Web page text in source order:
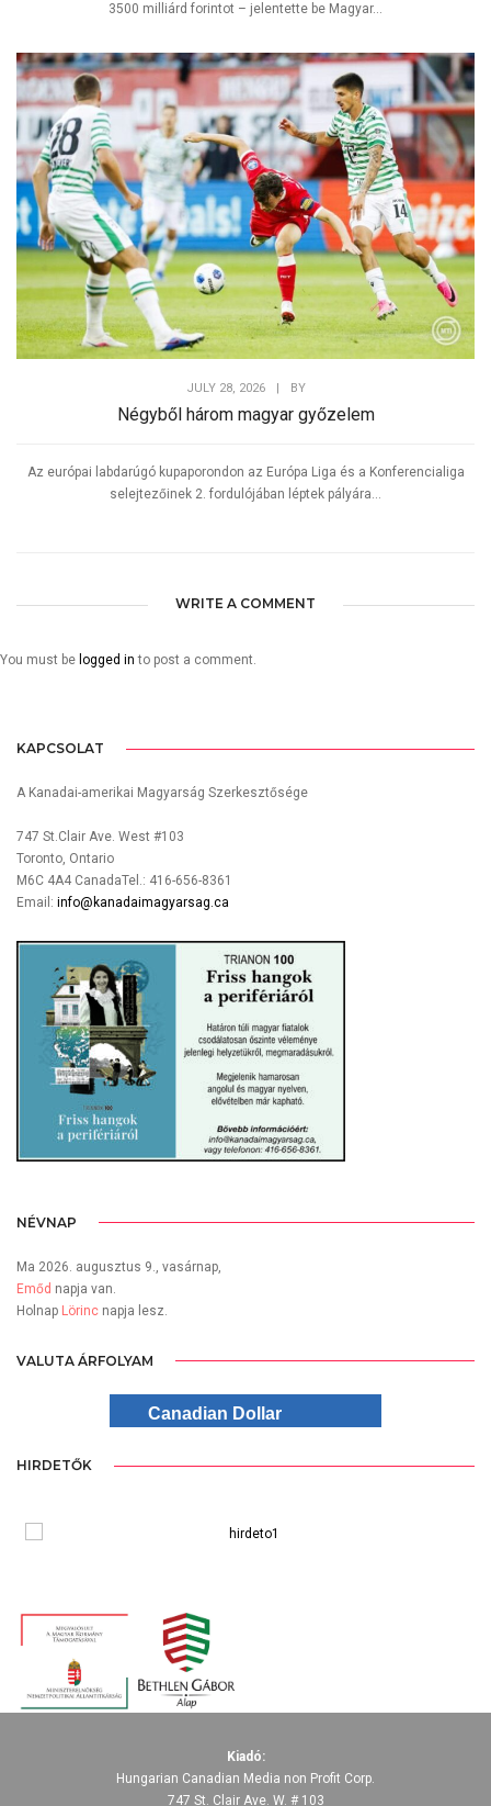
3500 milliárd forintot – jelentette be Magyar...
JULY 28, 2026 BY
Négyből három magyar győzelem
Az európai labdarúgó kupaporondon az Európa Liga és a Konferencialiga
selejtezőinek 2. fordulójában léptek pályára...
WRITE A COMMENT
You must be logged in to post a comment.
KAPCSOLAT
A Kanadai-amerikai Magyarság Szerkesztősége
747 St.Clair Ave. West #103
Toronto, Ontario
M6C 4A4 CanadaTel.: 416-656-8361
Email: info@kanadaimagyarsag.ca
NÉVNAP
Ma 2026. augusztus 9., vasárnap,
Emőd napja van.
Holnap Lörinc napja lesz.
VALUTA ÁRFOLYAM
Canadian Dollar
HIRDETŐK
Kiadó:
Hungarian Canadian Media non Profit Corp.
747 St. Clair Ave. W. # 103